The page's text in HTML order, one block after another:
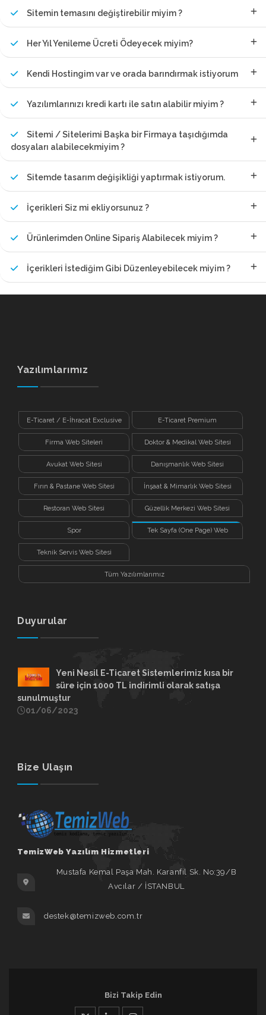
Sitemin temasını değiştirebilir miyim ?
Her Yıl Yenileme Ücreti Ödeyecek miyim?
Kendi Hostingim var ve orada barındırmak istiyorum
Yazılımlarınızı kredi kartı ile satın alabilir miyim ?
Sitemi / Sitelerimi Başka bir Firmaya taşıdığımda
dosyaları alabilecekmiyim ?
Sitemde tasarım değişikliği yaptırmak istiyorum.
İçerikleri Siz mi ekliyorsunuz ?
Ürünlerimden Online Sipariş Alabilecek miyim ?
İçerikleri İstediğim Gibi Düzenleyebilecek miyim ?
Yazılımlarımız
E-Ticaret / E-İhracat Exclusive E-Ticaret Premium
Firma Web Siteleri Doktor & Medikal Web Sitesi
Avukat Web Sitesi Danışmanlık Web Sitesi
Fırın & Pastane Web Sitesi İnşaat & Mimarlık Web Sitesi
Restoran Web Sitesi Güzellik Merkezi Web Sitesi
Spor Tek Sayfa (One Page) Web
Teknik Servis Web Sitesi
Tüm Yazılımlarımız
Duyurular
Yeni Nesil E-Ticaret Sistemlerimiz kısa bir
süre için 1000 TL indirimli olarak satışa
sunulmuştur
01/06/2023
Bize Ulaşın
TemizWeb Yazılım Hizmetleri
Mustafa Kemal Paşa Mah. Karanfil Sk. No:39/B
Avcılar / İSTANBUL
destek@temizweb.com.tr
Bizi Takip Edin